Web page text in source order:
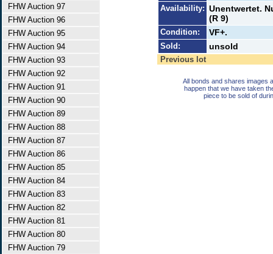
FHW Auction 97
FHW Auction 96
FHW Auction 95
FHW Auction 94
FHW Auction 93
FHW Auction 92
FHW Auction 91
FHW Auction 90
FHW Auction 89
FHW Auction 88
FHW Auction 87
FHW Auction 86
FHW Auction 85
FHW Auction 84
FHW Auction 83
FHW Auction 82
FHW Auction 81
FHW Auction 80
FHW Auction 79
Availability: Unentwertet.
(R 9)
Condition: VF+.
Sold: unsold
Previous lot
All bonds and shares images
happen that we have taken
piece to be sold of